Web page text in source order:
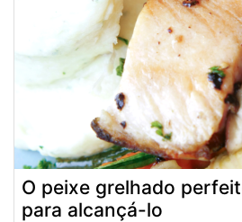
O peixe grelhado
para alcançá-lo